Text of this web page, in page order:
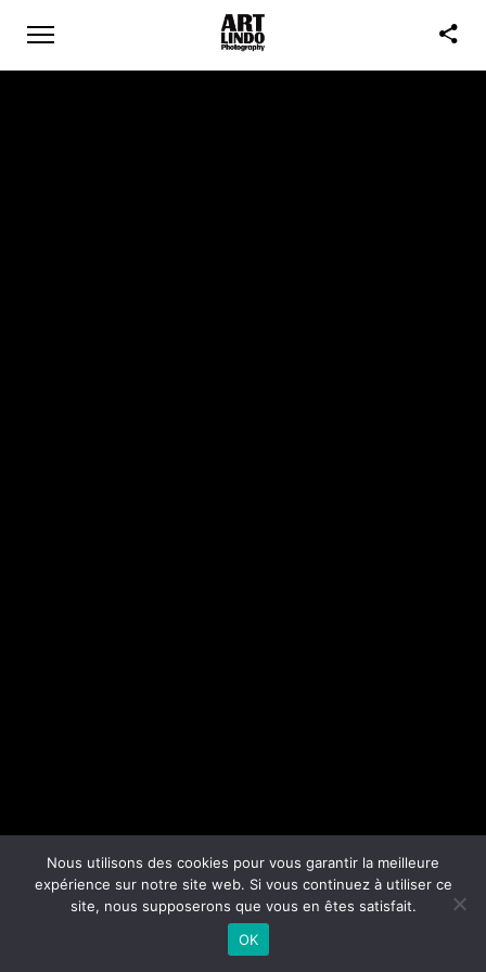
Nous utilisons des cookies pour vous garantir la meilleure
expérience sur notre site web. Si vous continuez à utiliser ce
site, nous supposerons que vous en êtes satisfait.
OK